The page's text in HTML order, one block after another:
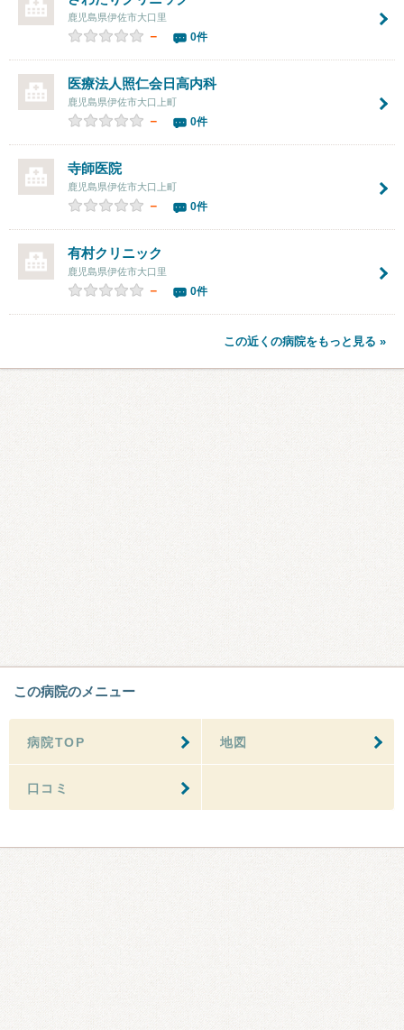
鹿児島県伊佐市大口里
－ 0件
医療法人照仁会日高内科
鹿児島県伊佐市大口上町
－ 0件
寺師医院
鹿児島県伊佐市大口上町
－ 0件
有村クリニック
鹿児島県伊佐市大口里
－ 0件
この近くの病院をもっと見る »
この病院のメニュー
病院TOP 地図
口コミ